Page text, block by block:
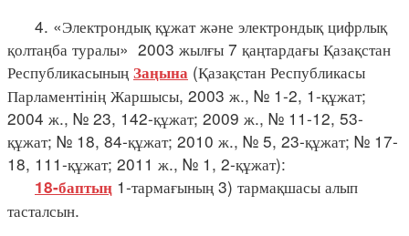
4. «Электрондық құжат және электрондық цифрлық
қолтаңба туралы» 2003 жылғы 7 қаңтардағы Қазақстан
Республикасының Заңына (Қазақстан Республикасы
Парламентінің Жаршысы, 2003 ж., № 1-2, 1-құжат;
2004 ж., № 23, 142-құжат; 2009 ж., № 11-12, 53-
құжат; № 18, 84-құжат; 2010 ж., № 5, 23-құжат; № 17-
18, 111-құжат; 2011 ж., № 1, 2-құжат):
18-баптың 1-тармағының 3) тармақшасы алып
тасталсын.